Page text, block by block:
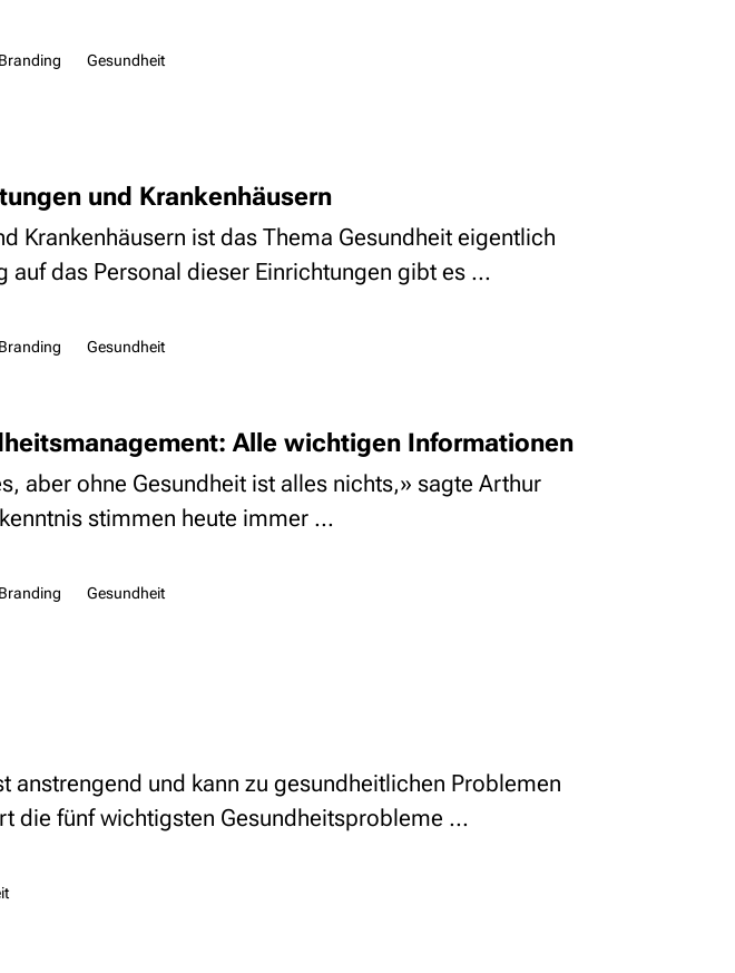
Gesundheit
und Krankenhäusern
Krankenhäusern ist das Thema Gesundheit eigentlich
auf das Personal dieser Einrichtungen gibt es ...
Gesundheit
Alle wichtigen Informationen
aber ohne Gesundheit ist alles nichts,» sagte Arthur
stimmen heute immer ...
Gesundheit
anstrengend und kann zu gesundheitlichen Problemen
die fünf wichtigsten Gesundheitsprobleme ...